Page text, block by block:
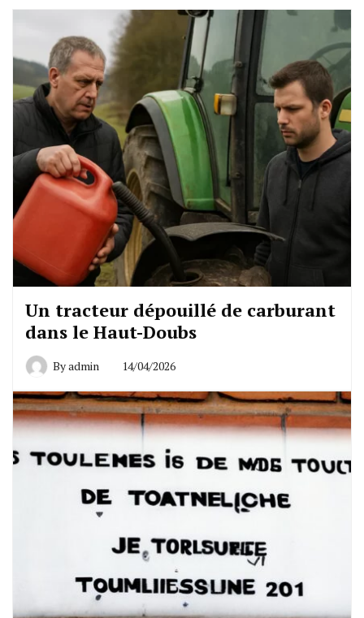
Un tracteur dépouillé de carburant
dans le Haut-Doubs
Byadmin 14/04/2026